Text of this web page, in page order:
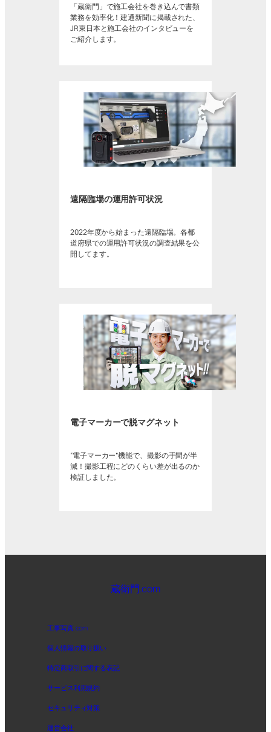
「蔵衛門」で施工会社を巻き込んで書類
業務を効率化！建通新聞に掲載された、
JR東日本と施工会社のインタビューを
ご紹介します。
遠隔臨場の運用許可状況
2022年度から始まった遠隔臨場。各都
道府県での運用許可状況の調査結果を公
開してます。
電子マーカーで脱マグネット
“電子マーカー”機能で、撮影の手間が半
減！撮影工程にどのくらい差が出るのか
検証しました。
蔵衛門.com
工事写真.com
個人情報の取り扱い
特定商取引に関する表記
サービス利用規約
セキュリティ対策
運営会社